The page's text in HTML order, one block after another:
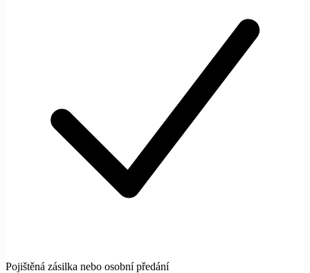
Pojištěná zásilka nebo osobní předání